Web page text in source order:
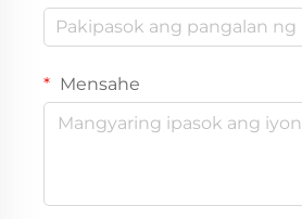
Mensahe